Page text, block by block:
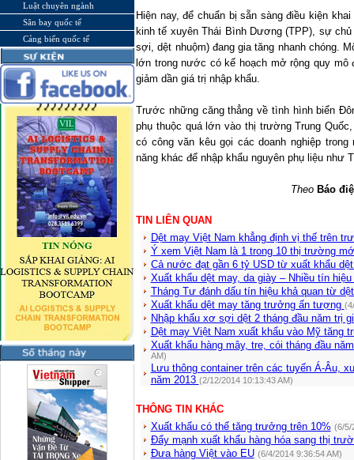
Luật chuyên ngành
Sân bay quốc tế
Cảng biển quốc tế
Hiện nay, để chuẩn bị sẵn sàng điều kiện
kinh tế xuyên Thái Bình Dương (TPP), sự
sợi, dệt nhuộm) đang gia tăng nhanh chóng.
lớn trong nước có kế hoạch mở rộng quy
giảm dần giá trị nhập khẩu.
Trước những căng thẳng về tình hình biển
phụ thuộc quá lớn vào thị trường Trung
có công văn kêu gọi các doanh nghiệp
năng khác để nhập khẩu nguyên phụ liệu
Theo Báo
TIN LIÊN QUAN
Dệt may Việt Nam khẳng định vị thế trên
Ý xem Việt Nam là 1 trong 10 thị trường
Cả nước đạt gần 6 tỷ USD từ xuất khẩu
Xuất khẩu dệt may, da giày – Nhiều tín
Tháng Tư đánh dấu tín hiệu khả quan từ
Xuất khẩu dệt may tăng trưởng ấn tượng
Nhập khẩu xơ sợi dệt 2 tháng đầu năm trị
Dệt may Việt Nam xuất khẩu vào Mỹ tăng
Xuất khẩu hàng mây, tre, cói tháng đầu
AM)
Lưu thông container trên các tuyến Á-Âu,
năm 2013 (2/12/2014 10:13:43 AM)
THÔNG TIN KHÁC
Xuất khẩu có thể tăng trưởng trên 10% (6/5/
Đẩy mạnh xuất khẩu hàng hóa sang thị
Đưa hàng Việt vào EU (6/4/2014 9:36:54 AM)